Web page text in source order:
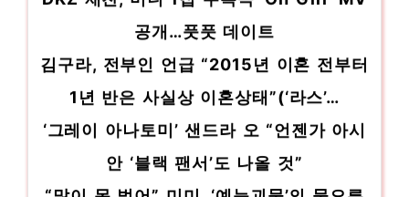
요! 인기 상품 추천 제품 2023
공개…풋풋 데이트
김구라, 전부인 언급 “2015년 이혼 전부터
1년 반은 사실상 이혼상태”(‘라스’…
‘그레이 아나토미’ 샌드라 오 “언젠가 아시
안 ‘블랙 팬서’도 나올 것”
“많이 못 벌어” 미미, ‘예능괴물’의 물오른